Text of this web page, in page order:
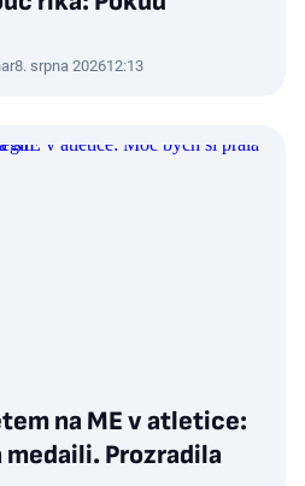
8. srpna 202612:13
na ME v atletice:
medaili. Prozradila